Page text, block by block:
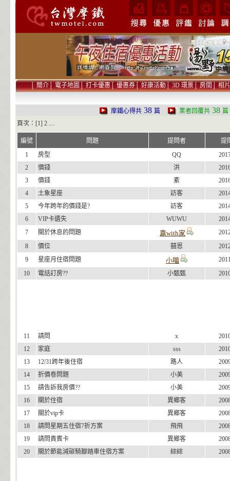
│簡介│電子地圖│打卡優惠│優惠券│好康活動│3D 環景│房間│相片
摩鐵心得共38 篇 業者回覆共38
頁次：[1] 2....
編號 問題 提問者
提
1
房型 QQ
2
價錢 洪
3
價錢 紊
4
土象星座 訪客
5
今年跨年的價錢是? 訪客
6
VIP卡遺失 WUWU
7
關於休息的問題 嘉with家
8
價位 囍恩
9
星座月住宿問題 小喵
10
電話訂房?? 小甄甄
11 請問 x
12
家庭 sss
13
12/31跨年後住宿 路人
14
折價卷問題 小美
15
請告訴我房價?? 小美
16
關於住宿 異鄉客
17
關於vip卡 異鄉客
18
請問星期五住宿7折方案 飛飛
19
請問貴賓卡 異鄉客
20
關於節能減碳騎腳踏車住宿方案 綜綜